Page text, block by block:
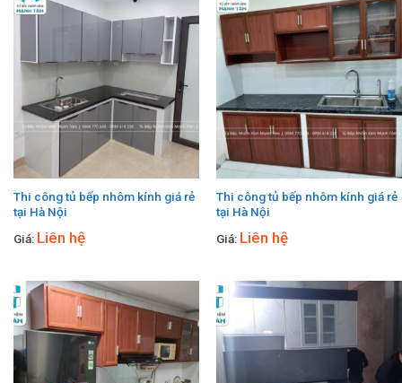
Thi công tủ bếp nhôm kính giá rẻ
tại Hà Nội
Giá: Liên hệ
Thi công tủ bếp nhôm kính giá rẻ
tại Hà Nội
Giá: Liên hệ